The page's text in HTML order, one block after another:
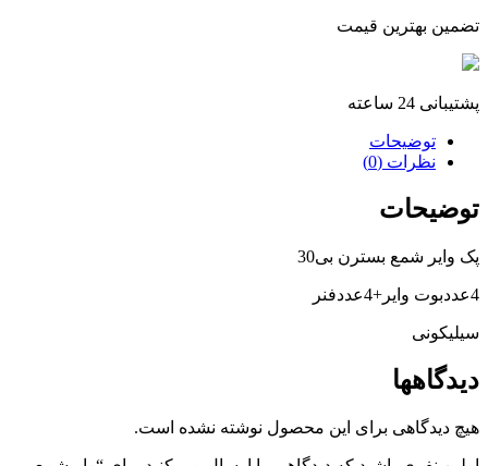
تضمین بهترین قیمت
پشتیبانی 24 ساعته
توضیحات
نظرات (0)
توضیحات
پک وایر شمع بسترن بی30
4عددبوت وایر+4عددفنر
سیلیکونی
دیدگاهها
هیچ دیدگاهی برای این محصول نوشته نشده است.